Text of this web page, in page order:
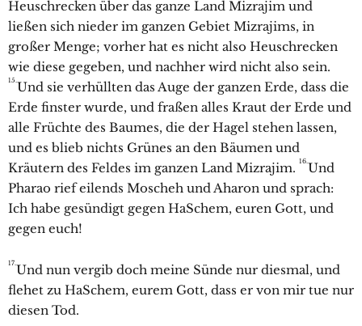
Heuschrecken über das ganze Land Mizrajim und
ließen sich nieder im ganzen Gebiet Mizrajims, in
großer Menge; vorher hat es nicht also Heuschrecken
wie diese gegeben, und nachher wird nicht also sein.
15.Und sie verhüllten das Auge der ganzen Erde, dass die
Erde finster wurde, und fraßen alles Kraut der Erde und
alle Früchte des Baumes, die der Hagel stehen lassen,
und es blieb nichts Grünes an den Bäumen und
Kräutern des Feldes im ganzen Land Mizrajim. 16.Und
Pharao rief eilends Moscheh und Aharon und sprach:
Ich habe gesündigt gegen HaSchem, euren Gott, und
gegen euch!
17.Und nun vergib doch meine Sünde nur diesmal, und
flehet zu HaSchem, eurem Gott, dass er von mir tue nur
diesen Tod.